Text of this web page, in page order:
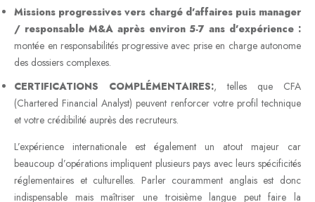
Missions progressives vers chargé d’affaires puis manager
/ responsable M&A après environ 5-7 ans d’expérience :
montée en responsabilités progressive avec prise en charge autonome
des dossiers complexes.
CERTIFICATIONS COMPLÉMENTAIRES:, telles que CFA
(Chartered Financial Analyst) peuvent renforcer votre profil technique
et votre crédibilité auprès des recruteurs.
L’expérience internationale est également un atout majeur car
beaucoup d’opérations impliquent plusieurs pays avec leurs spécificités
réglementaires et culturelles. Parler couramment anglais est donc
indispensable mais maîtriser une troisième langue peut faire la